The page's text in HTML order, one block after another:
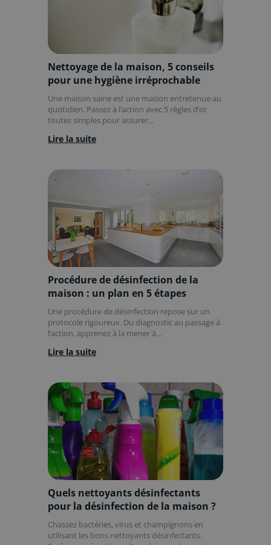
Nettoyage de la maison, 5 conseils
pour une hygiène irréprochable
Une maison saine est une maison entretenue au
quotidien. Passez à l’action avec 5 règles d’or
toutes simples pour assurer...
Lire la suite
Procédure de désinfection de la
maison : un plan en 5 étapes
Une procédure de désinfection repose sur un
protocole rigoureux. Du diagnostic au passage à
l’action, apprenez à la mener à...
Lire la suite
Quels nettoyants désinfectants
pour la désinfection de la maison ?
Chassez bactéries, virus et champignons en
utilisant les bons nettoyants désinfectants.